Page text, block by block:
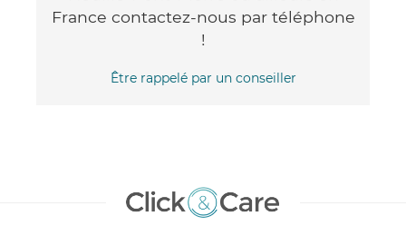
France contactez-nous par téléphone
!
Être rappelé par un conseiller